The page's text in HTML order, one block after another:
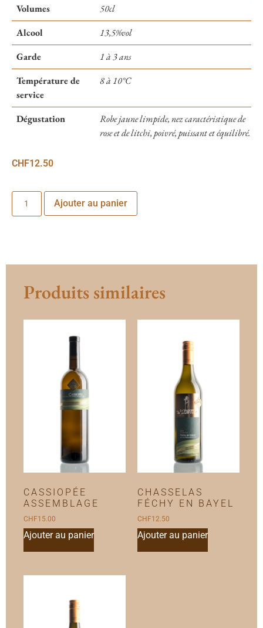
Volumes
50cl
Alcool
13,5%vol
Garde
1 à 3 ans
Température de
service
8 à 10°C
Dégustation
Robe jaune limpide, nez caractéristique de
rose et de litchi, poivré, puissant et équilibré.
CHF12.50
Ajouter au panier
Produits similaires
CASSIOPÉE
ASSEMBLAGE
CHF15.00
Ajouter au panier
CHASSELAS
FÉCHY EN BAYEL
CHF12.50
Ajouter au panier